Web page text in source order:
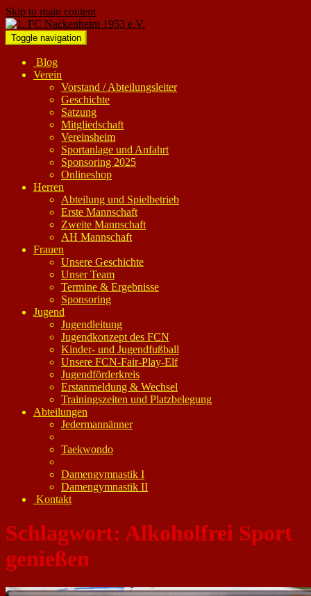
Skip to main content
Toggle navigation
Blog
Verein
Vorstand / Abteilungsleiter
Geschichte
Satzung
Mitgliedschaft
Vereinsheim
Sportanlage und Anfahrt
Sponsoring 2025
Onlineshop
Herren
Abteilung und Spielbetrieb
Erste Mannschaft
Zweite Mannschaft
AH Mannschaft
Frauen
Unsere Geschichte
Unser Team
Termine & Ergebnisse
Sponsoring
Jugend
Jugendleitung
Jugendkonzept des FCN
Kinder- und Jugendfußball
Unsere FCN-Fair-Play-Elf
Jugendförderkreis
Erstanmeldung & Wechsel
Trainingszeiten und Platzbelegung
Abteilungen
Jedermannänner
Taekwondo
Damengymnastik I
Damengymnastik II
Kontakt
Schlagwort: Alkoholfrei Sport
genießen